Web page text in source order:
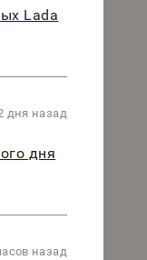
Lada
дня назад
дня
назад